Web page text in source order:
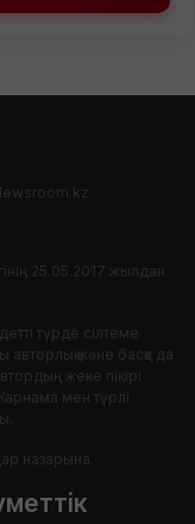
25.05.2017 жылдан
түрде сілтеме
авторлық және басқа да
жеке пікірі
мен түрлі
назарына.